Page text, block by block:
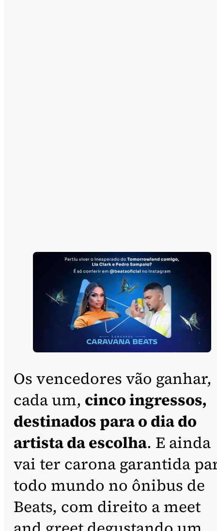
Os vencedores vão ganhar,
cada um, cinco ingressos,
destinados para o dia do
artista da escolha. E ainda
vai ter carona garantida
todo mundo no ônibus de
Beats, com direito a meet